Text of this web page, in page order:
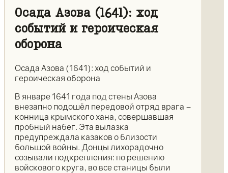
Осада Азова (1641): ход
событий и героическая
оборона
Осада Азова (1641): ход событий и
героическая оборона
В январе 1641 года под стены Азова
внезапно подошёл передовой отряд врага –
конница крымского хана, совершавшая
пробный набег. Эта вылазка
предупреждала казаков о близости
большой войны. Донцы лихорадочно
созывали подкрепления: по решению
войскового круга, во все станицы были